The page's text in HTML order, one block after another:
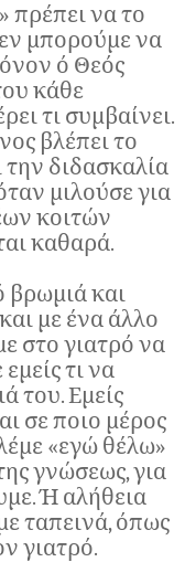
πρέπει να το
μπορούμε να
ό Θεός
κάθε
τι συμβαίνει.
βλέπει το
διδασκαλία
μιλούσε για
κοιτών
καθαρά.
βρωμιά και
με ένα άλλο
στο γιατρό να
τι να
του. Εμείς
σε ποιο μέρος
«εγώ θέλω»
γνώσεως, για
Ή αλήθεια
ταπεινά, όπως
γιατρό.